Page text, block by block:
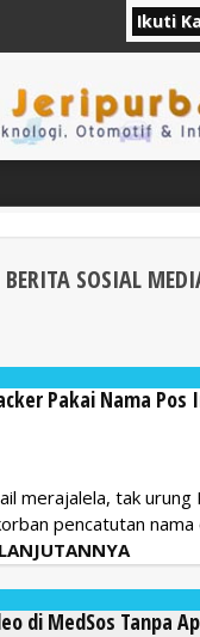
Ikuti
SOSIAL
Pakai Nama Pos
merajalela, tak urung
pencatutan nama
di MedSos Tanpa